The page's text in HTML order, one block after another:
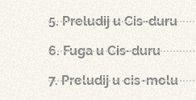
5. Preludij u Cis-duru
6. Fuga u Cis-duru
7. Preludij u cis-molu